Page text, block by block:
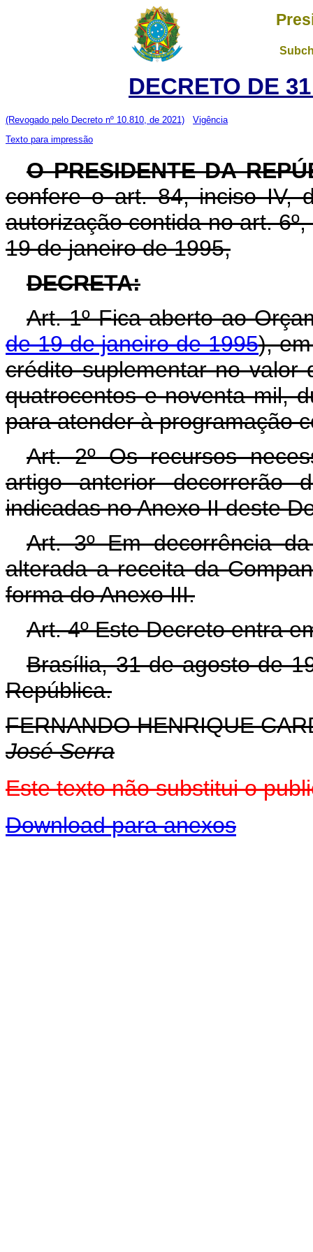
DECRETO DE
(Revogado pelo Decreto nº 10.810, de 2021)
Vigência
Texto para impressão
O PRESIDENTE DA
confere o art. 84, inciso IV,
autorização contida no art.
19 de janeiro de 1995,
DECRETA:
Art. 1º Fica aberto ao
de 19 de janeiro de 1995),
crédito suplementar no valor
quatrocentos e noventa mil,
para atender à programação
Art. 2º Os recursos
artigo anterior decorrerão
indicadas no Anexo II deste
Art. 3º Em decorrência
alterada a receita da
forma do Anexo III.
Art. 4º Este Decreto entra
Brasília, 31 de agosto de
República.
FERNANDO HENRIQUE
José Serra
Este texto não substitui o
Download para anexos